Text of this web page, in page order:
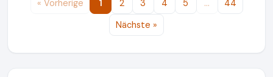
« Vorherige 1 2 3 4 5 …
44
Nächste »